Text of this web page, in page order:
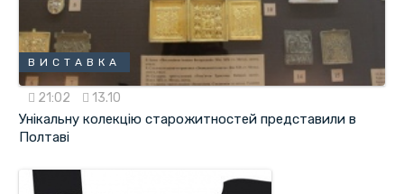
ВИСТАВКА
21:02 13.10
Унікальну колекцію старожитностей представили в
Полтаві